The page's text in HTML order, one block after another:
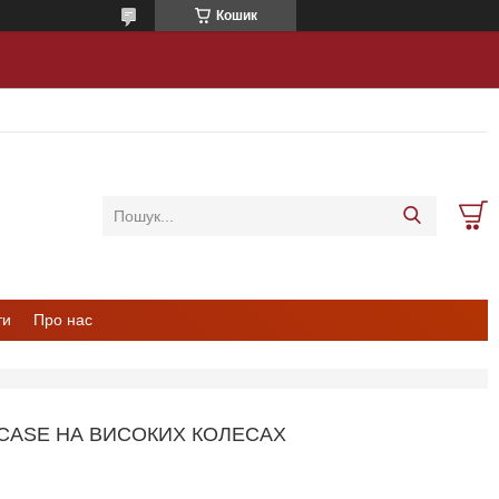
Кошик
Про нас
НА ВИСОКИХ КОЛЕСАХ